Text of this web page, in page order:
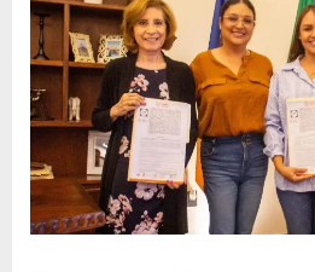
o
r
m
a
c